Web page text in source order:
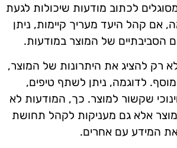
לכתוב מודעות שיכולות לגעת
אם קהל היעד מעריך קיימות, ניתן
הסביבתיים של המוצר במודעות.
רק להציג את היתרונות של המוצר,
לדוגמה, ניתן לשתף טיפים,
שקשור למוצר. כך, המודעות לא
אלא גם מעניקות לקהל תחושת
המידע עם אחרים.